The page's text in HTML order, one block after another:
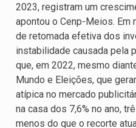
2023, registram um
apontou o Cenp-Meios.
de retomada efetiva dos
instabilidade causada pela
que, em 2022, mesmo
Mundo e Eleições, que
atípica no mercado
na casa dos 7,6% no ano,
menos do que o recorte